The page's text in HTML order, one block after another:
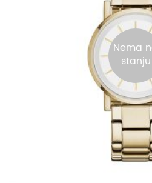
Nema
stanju